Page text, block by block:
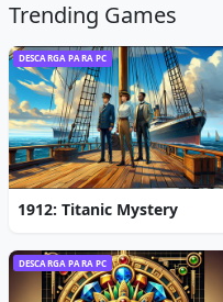
Trending Games
DESCARGA PARA PC
1912: Titanic Mystery
DESCARGA PARA PC